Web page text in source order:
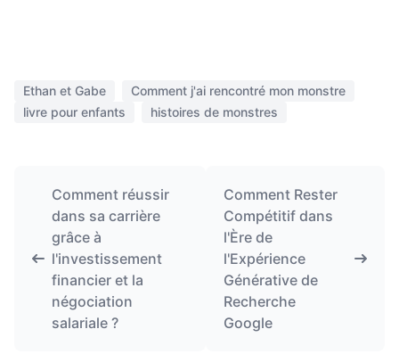
Ethan et Gabe
Comment j'ai rencontré mon monstre
livre pour enfants
histoires de monstres
Comment réussir
dans sa carrière
grâce à
l'investissement
financier et la
négociation
salariale ?
Comment Rester
Compétitif dans
l'Ère de
l'Expérience
Générative de
Recherche
Google